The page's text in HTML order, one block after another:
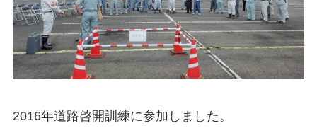
2016年道路啓開訓練に参加しました。